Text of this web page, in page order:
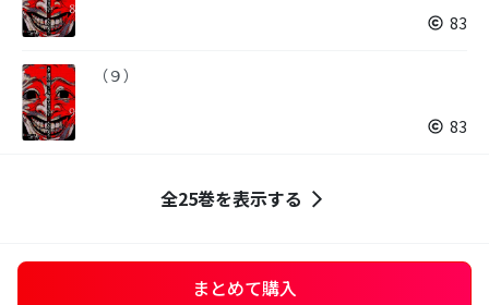
83
（９）
83
全25巻を表示する
まとめて購入